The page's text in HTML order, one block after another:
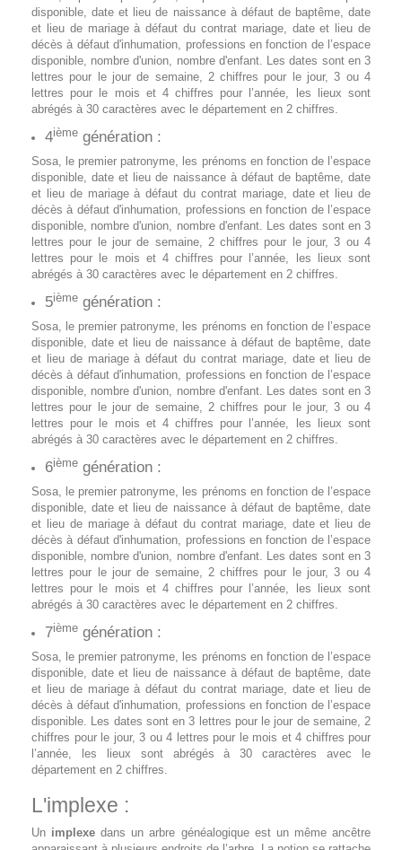
disponible, date et lieu de naissance à défaut de baptême, date
et lieu de mariage à défaut du contrat mariage, date et lieu de
décès à défaut d'inhumation, professions en fonction de l’espace
disponible, nombre d'union, nombre d'enfant. Les dates sont en 3
lettres pour le jour de semaine, 2 chiffres pour le jour, 3 ou 4
lettres pour le mois et 4 chiffres pour l’année, les lieux sont
abrégés à 30 caractères avec le département en 2 chiffres.
4ième génération :
Sosa, le premier patronyme, les prénoms en fonction de l’espace
disponible, date et lieu de naissance à défaut de baptême, date
et lieu de mariage à défaut du contrat mariage, date et lieu de
décès à défaut d'inhumation, professions en fonction de l’espace
disponible, nombre d'union, nombre d'enfant. Les dates sont en 3
lettres pour le jour de semaine, 2 chiffres pour le jour, 3 ou 4
lettres pour le mois et 4 chiffres pour l’année, les lieux sont
abrégés à 30 caractères avec le département en 2 chiffres.
5ième génération :
Sosa, le premier patronyme, les prénoms en fonction de l’espace
disponible, date et lieu de naissance à défaut de baptême, date
et lieu de mariage à défaut du contrat mariage, date et lieu de
décès à défaut d'inhumation, professions en fonction de l’espace
disponible, nombre d'union, nombre d'enfant. Les dates sont en 3
lettres pour le jour de semaine, 2 chiffres pour le jour, 3 ou 4
lettres pour le mois et 4 chiffres pour l’année, les lieux sont
abrégés à 30 caractères avec le département en 2 chiffres.
6ième génération :
Sosa, le premier patronyme, les prénoms en fonction de l’espace
disponible, date et lieu de naissance à défaut de baptême, date
et lieu de mariage à défaut du contrat mariage, date et lieu de
décès à défaut d'inhumation, professions en fonction de l’espace
disponible, nombre d'union, nombre d'enfant. Les dates sont en 3
lettres pour le jour de semaine, 2 chiffres pour le jour, 3 ou 4
lettres pour le mois et 4 chiffres pour l’année, les lieux sont
abrégés à 30 caractères avec le département en 2 chiffres.
7ième génération :
Sosa, le premier patronyme, les prénoms en fonction de l’espace
disponible, date et lieu de naissance à défaut de baptême, date
et lieu de mariage à défaut du contrat mariage, date et lieu de
décès à défaut d'inhumation, professions en fonction de l’espace
disponible. Les dates sont en 3 lettres pour le jour de semaine, 2
chiffres pour le jour, 3 ou 4 lettres pour le mois et 4 chiffres pour
l’année, les lieux sont abrégés à 30 caractères avec le
département en 2 chiffres.
L'implexe :
Un implexe dans un arbre généalogique est un même ancêtre